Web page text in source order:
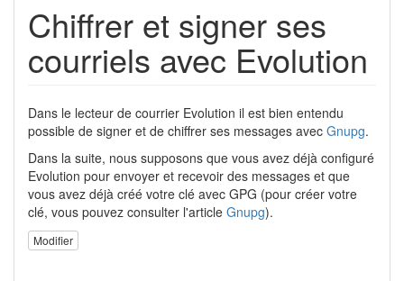
Chiffrer et signer ses
courriels avec Evolution
Dans le lecteur de courrier Evolution il est bien entendu
possible de signer et de chiffrer ses messages avec Gnupg.
Dans la suite, nous supposons que vous avez déjà configuré
Evolution pour envoyer et recevoir des messages et que
vous avez déjà créé votre clé avec GPG (pour créer votre
clé, vous pouvez consulter l'article Gnupg).
Modifier